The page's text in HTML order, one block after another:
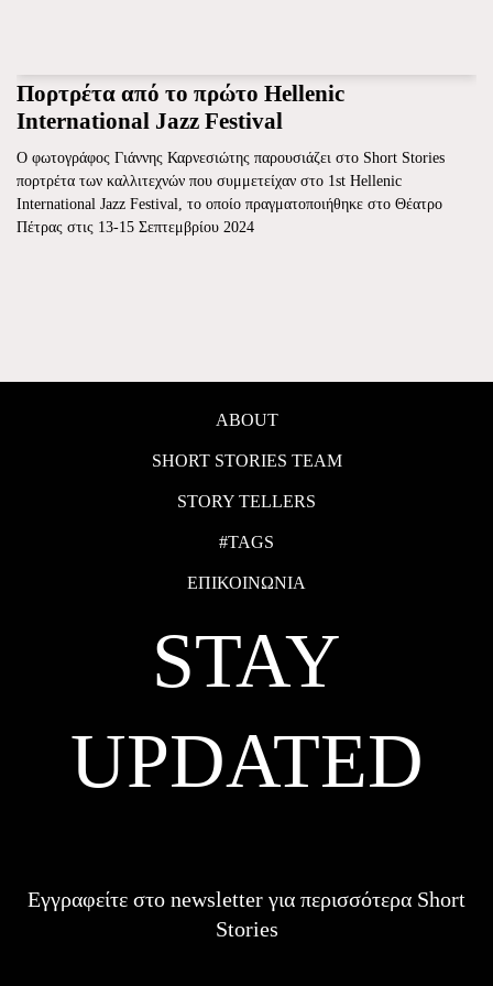
Πορτρέτα από το πρώτο Hellenic
International Jazz Festival
Ο φωτογράφος Γιάννης Καρνεσιώτης παρουσιάζει στο Short Stories
πορτρέτα των καλλιτεχνών που συμμετείχαν στο 1st Hellenic
International Jazz Festival, το οποίο πραγματοποιήθηκε στο Θέατρο
Πέτρας στις 13-15 Σεπτεμβρίου 2024
ABOUT
SHORT STORIES TEAM
STORY TELLERS
#TAGS
ΕΠΙΚΟΙΝΩΝΙΑ
STAY
UPDATED
Εγγραφείτε στο newsletter για περισσότερα Short
Stories